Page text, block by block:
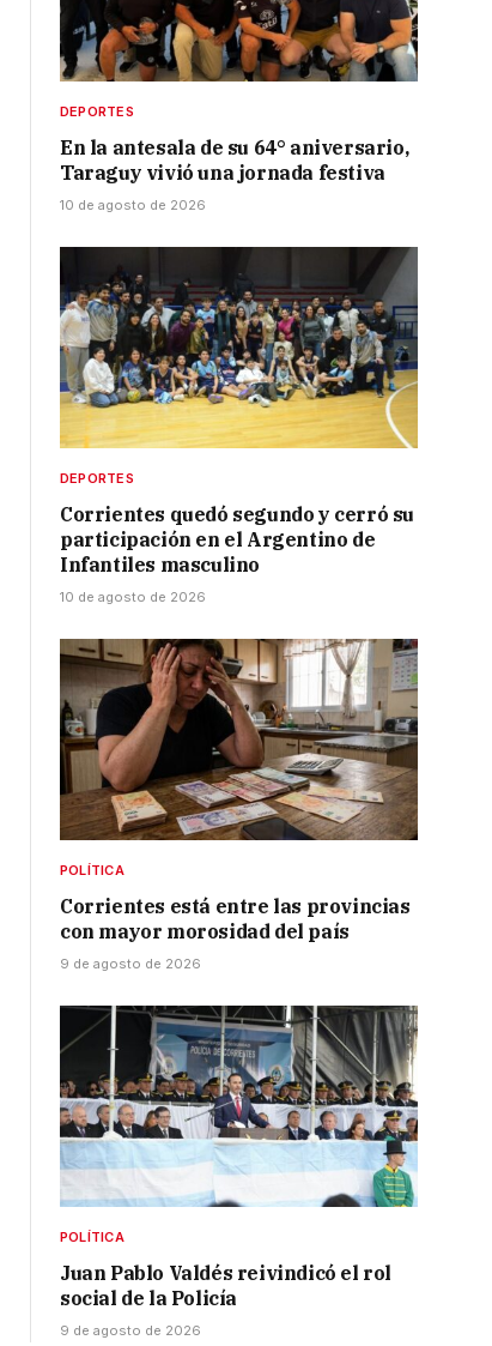
DEPORTES
En la antesala de su 64° aniversario,
Taraguy vivió una jornada festiva
10 de agosto de 2026
DEPORTES
Corrientes quedó segundo y cerró su
participación en el Argentino de
Infantiles masculino
10 de agosto de 2026
POLÍTICA
Corrientes está entre las provincias
con mayor morosidad del país
9 de agosto de 2026
POLÍTICA
Juan Pablo Valdés reivindicó el rol
social de la Policía
9 de agosto de 2026